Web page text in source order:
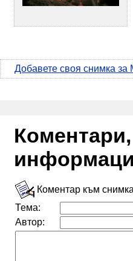
Добавете своя снимка за
Коментар към
Тема:
Автор: